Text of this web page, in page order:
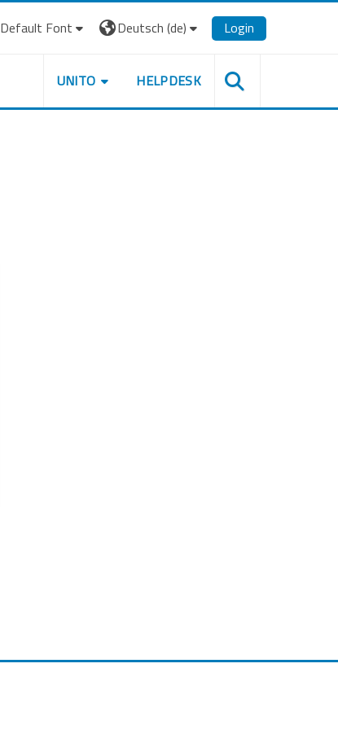
Default Font
Deutsch ‎(de)‎ Login
UNITO HELPDESK